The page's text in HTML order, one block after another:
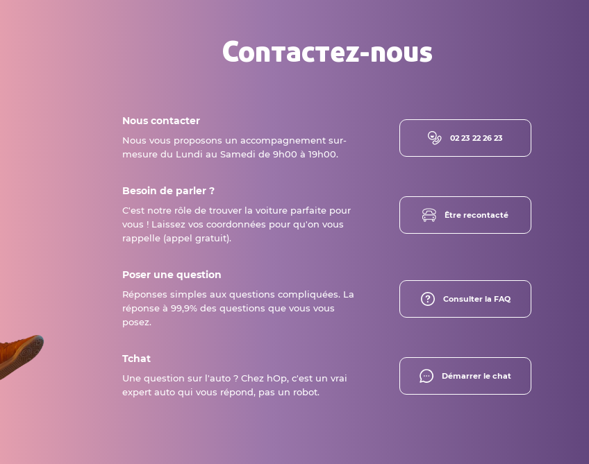
Contactez-nous
Nous contacter
Nous vous proposons un accompagnement sur-
mesure du Lundi au Samedi de 9h00 à 19h00.
02 23 22 26 23
Besoin de parler ?
C'est notre rôle de trouver la voiture parfaite pour
vous ! Laissez vos coordonnées pour qu'on vous
rappelle (appel gratuit).
Être recontacté
Poser une question
Réponses simples aux questions compliquées. La
réponse à 99,9% des questions que vous vous
posez.
Consulter la FAQ
Tchat
Une question sur l'auto ? Chez hOp, c'est un vrai
expert auto qui vous répond, pas un robot.
Démarrer le chat